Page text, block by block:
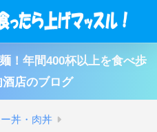
！年間400杯以上を食べ歩
店のブログ
丼・肉丼